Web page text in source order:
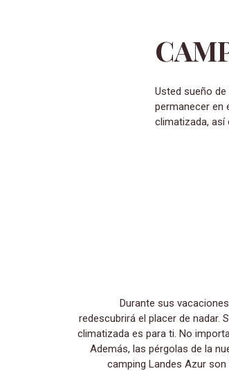
Usted sueño de vacaciones en las Landas, en el sol y los pies en el agua? Camping Landes Azul le espera para un 4 estrellas es
permanecer en
climatizada, así
Durante sus vacaciones en un camping de las Landas con piscina,
redescubrirá el placer de nadar.
climatizada es para ti. No
Además, las pérgolas de la
camping Landes Azur